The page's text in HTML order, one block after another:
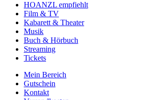
HOANZL empfiehlt
Film & TV
Kabarett & Theater
Musik
Buch & Hörbuch
Streaming
Tickets
Mein Bereich
Gutschein
Kontakt